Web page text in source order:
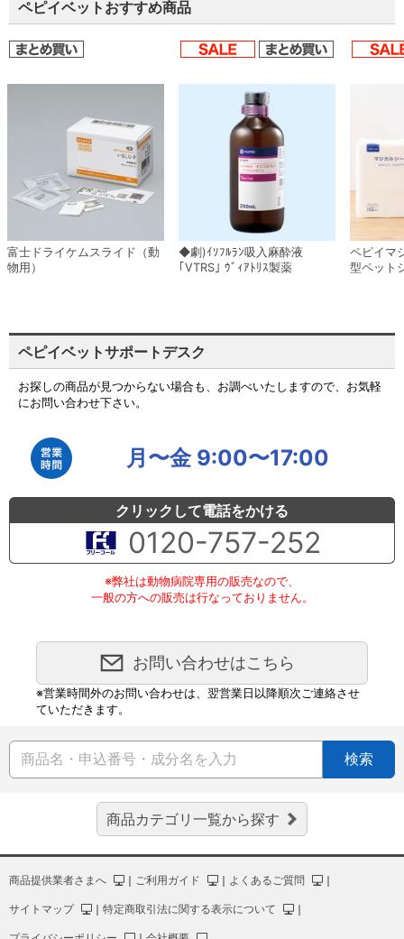
ペピイベットおすすめ商品
富士ドライケムスライド（動
物用）
◆劇)ｲｿﾌﾙﾗﾝ吸入麻酔液
｢VTRS｣ ｳﾞｨｱﾄﾘｽ製薬
ペピイマ
型ペット
ペピイベットサポートデスク
お探しの商品が見つからない場合も、お調べいたしますので、お気軽
にお問い合わせ下さい。
月〜金 9:00〜17:00
クリックして電話をかける
0120-757-252
※弊社は動物病院専用の販売なので、
一般の方への販売は行なっておりません。
お問い合わせはこちら
※営業時間外のお問い合わせは、翌営業日以降順次ご連絡させ
ていただきます。
検索
商品カテゴリ一覧から探す
商品提供業者さまへ ｜ ご利用ガイド ｜ よくあるご質問 ｜
サイトマップ ｜ 特定商取引法に関する表示について ｜